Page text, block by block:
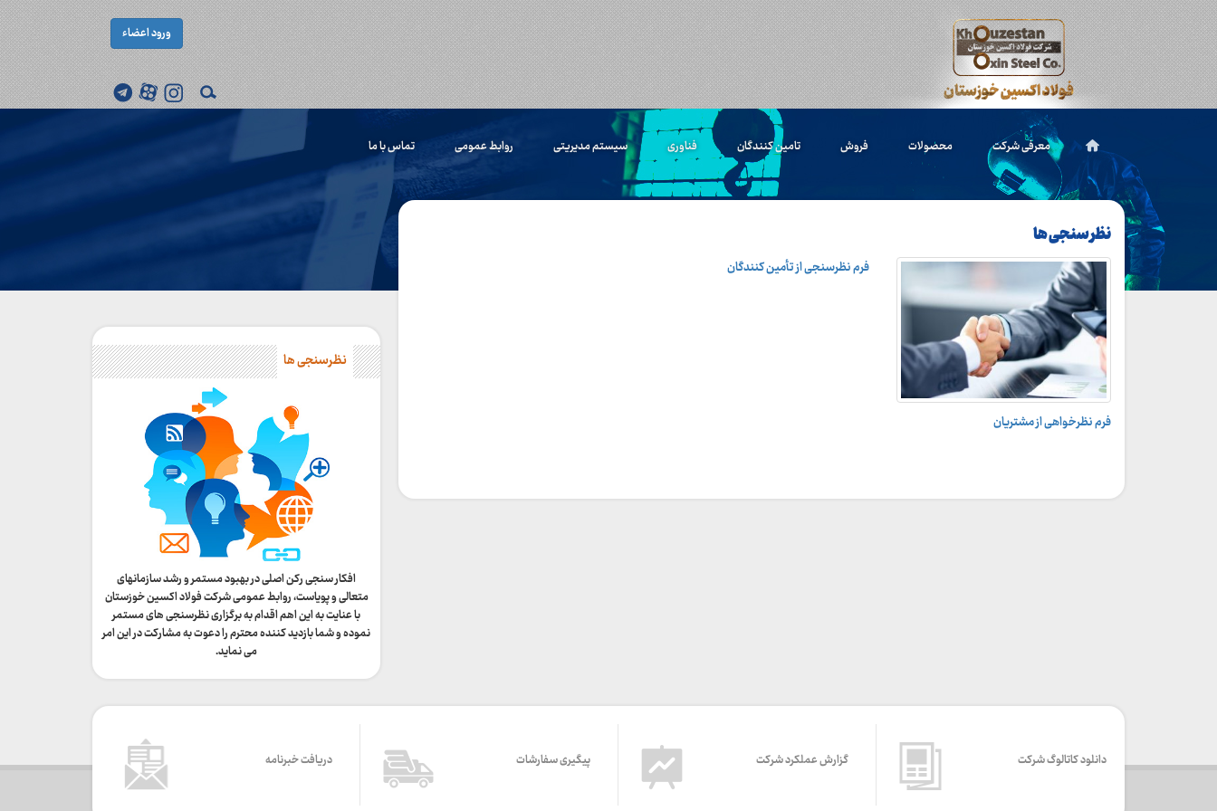
ورود اعضاء
معرفی شرکت محصولات فروش تامین کنندگان فناوری سیستم مدیریتی روابط عمومی تماس با ما
نظر سنجی ها
فرم نظرخواهی از مشتریان
فرم نظرسنجی از تأمین کنندگان
نظرسنجی ها
افکار سنجی رکن اصلی در بهبود مستمر و رشد سازمانهای
متعالی و پویاست، روابط عمومی شرکت فولاد اکسین خوزستان
با عنایت به این اهم اقدام به برگزاری نظرسنجی های مستمر
نموده و شما بازدید کننده محترم را دعوت به مشارکت در این امر
می نماید.
دانلود کاتالوگ شرکت گزارش عملکرد شرکت پیگیری سفارشات دریافت خبرنامه